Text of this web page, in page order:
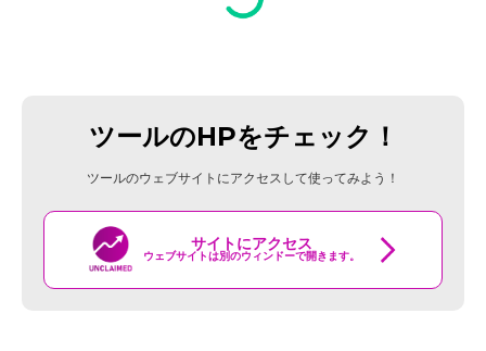
ツールのHPをチェック！
ツールのウェブサイトにアクセスして使ってみよう！
サイトにアクセス
ウェブサイトは別のウィンドーで開きます。